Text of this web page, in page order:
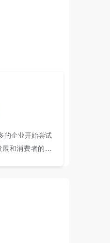
的企业开始尝试
和消费者的需